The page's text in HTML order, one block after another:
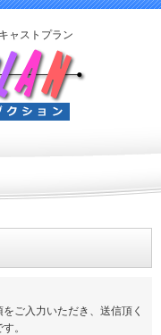
ャストプラン
ご入力いただき、送信頂く
。